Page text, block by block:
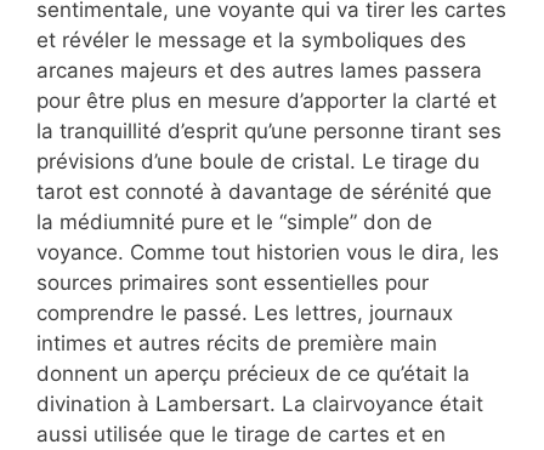
sentimentale, une voyante qui va tirer les cartes
et révéler le message et la symboliques des
arcanes majeurs et des autres lames passera
pour être plus en mesure d’apporter la clarté et
la tranquillité d’esprit qu’une personne tirant ses
prévisions d’une boule de cristal. Le tirage du
tarot est connoté à davantage de sérénité que
la médiumnité pure et le “simple” don de
voyance. Comme tout historien vous le dira, les
sources primaires sont essentielles pour
comprendre le passé. Les lettres, journaux
intimes et autres récits de première main
donnent un aperçu précieux de ce qu’était la
divination à Lambersart. La clairvoyance était
aussi utilisée que le tirage de cartes et en